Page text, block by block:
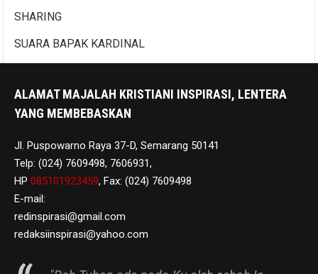
SHARING
SUARA BAPAK KARDINAL
ALAMAT MAJALAH KRISTIANI INSPIRASI, LENTERA
YANG MEMBEBASKAN
Jl. Puspowarno Raya 37-D, Semarang 50141
Telp: (024) 7609498, 7606931,
HP 085101923459, Fax: (024) 7609498
E-mail:
redinspirasi@gmail.com
redaksiinspirasi@yahoo.com